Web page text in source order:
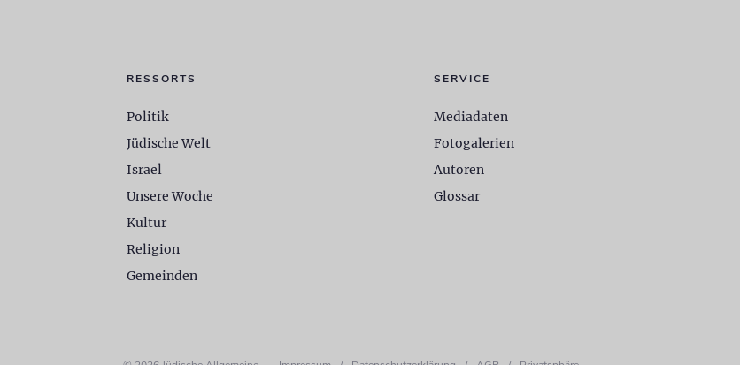
RESSORTS
Politik
Jüdische Welt
Israel
Unsere Woche
Kultur
Religion
Gemeinden
SERVICE
Mediadaten
Fotogalerien
Autoren
Glossar